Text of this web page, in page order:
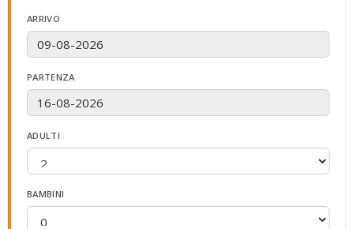
ARRIVO
PARTENZA
ADULTI
BAMBINI